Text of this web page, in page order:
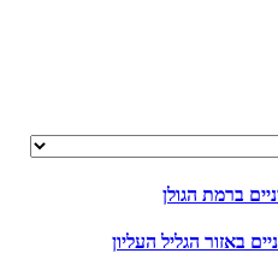
ברמת הגולן
באזור הגליל העליון